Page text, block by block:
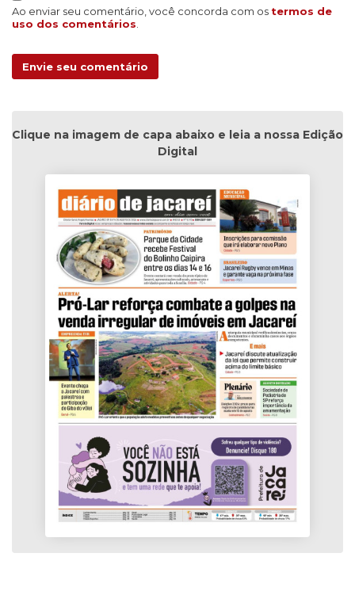
Ao enviar seu comentário, você concorda com os termos de
uso dos comentários
Envie seu comentário
Clique na imagem de capa abaixo e leia a nossa Edição
Digital